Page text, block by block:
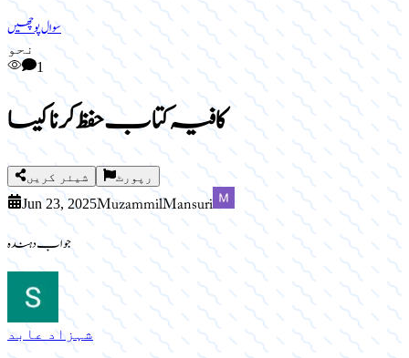
سوال پوچھیں
نحو
1
کافیہ کتاب حفظ کرنا کیسا
شیئر کریں رپورٹ
Jun 23, 2025Muzammil Mansuri
جواب دہندہ
شہزاد عابد